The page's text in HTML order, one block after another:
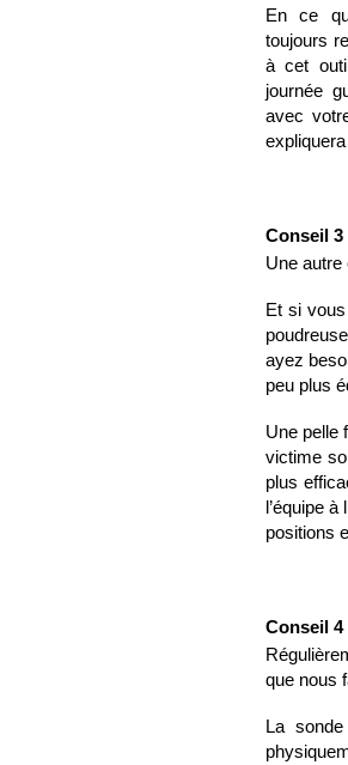
En ce
toujours
à cet
journée
avec
Conseil 3
Une
Et si
ayez
peu plus
Une pelle
victime
plus
l’équipe
positions
Conseil 4
que nous
La